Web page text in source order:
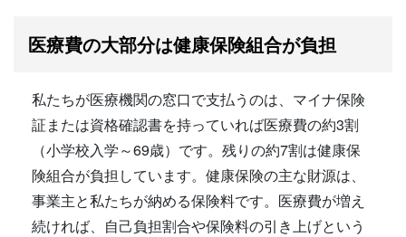
医療費の大部分は健康保険組合が負担
私たちが医療機関の窓口で支払うのは、マイナ保険
証または資格確認書を持っていれば医療費の約3割
（小学校入学～69歳）です。残りの約7割は健康保
険組合が負担しています。健康保険の主な財源は、
事業主と私たちが納める保険料です。医療費が増え
続ければ、自己負担割合や保険料の引き上げという